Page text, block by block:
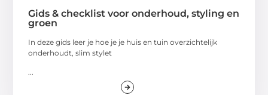
Gids & checklist voor onderhoud, styling en
groen
In deze gids leer je hoe je je huis en tuin overzichtelijk
onderhoudt, slim stylet
...